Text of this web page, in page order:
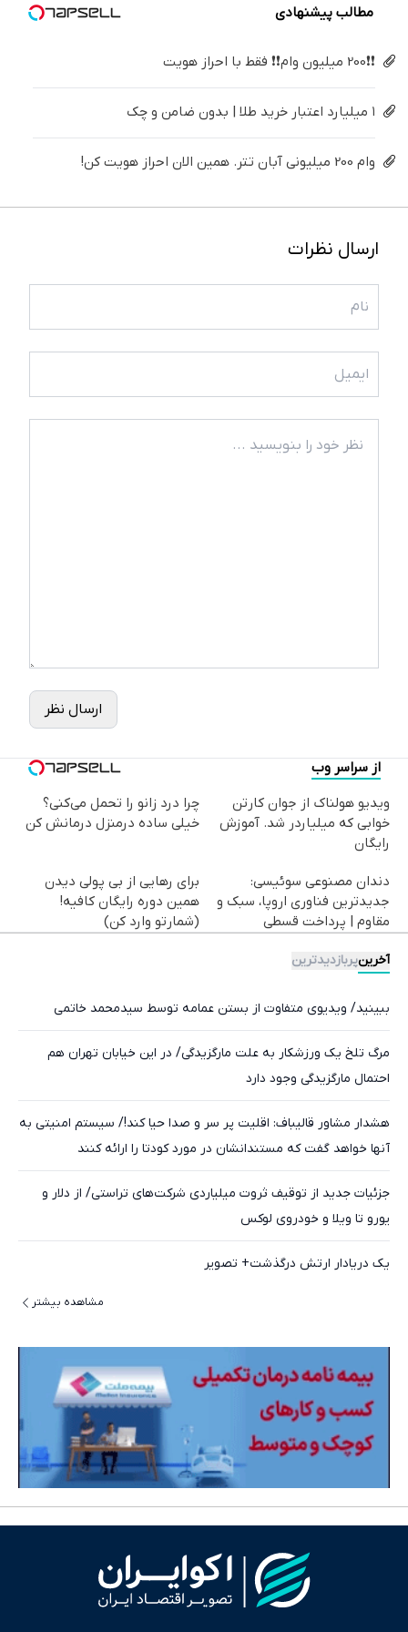
مطالب پیشنهادی
❗❗200 میلیون وام❗❗ فقط با احراز هویت
۱ میلیارد اعتبار خرید طلا | بدون ضامن و چک
وام 200 میلیونی آبان تتر. همین الان احراز هویت کن!
ارسال نظرات
ارسال نظر
از سراسر وب
ویدیو هولناک از جوان کارتن
خوابی که میلیاردر شد. آموزش
رایگان
چرا درد زانو را تحمل می‌کنی؟
خیلی ساده درمنزل درمانش کن
دندان مصنوعی سوئیسی:
جدیدترین فناوری اروپا، سبک و
مقاوم | پرداخت قسطی
برای رهایی از بی پولی دیدن
همین دوره رایگان کافیه!
(شمارتو وارد کن)
آخرینپربازدیدترین
ببینید/ ویدیوی متفاوت از بستن عمامه توسط سیدمحمد خاتمی
مرگ تلخ یک ورزشکار به علت مارگزیدگی/ در این خیابان تهران هم
احتمال مارگزیدگی وجود دارد
هشدار مشاور قالیباف: اقلیت پر سر و صدا حیا کند!/ سیستم امنیتی به
آنها خواهد گفت که مستندانشان در مورد کودتا را ارائه کنند
جزئیات جدید از توقیف ثروت میلیاردی شرکت‌های تراستی/ از دلار و
یورو تا ویلا و خودروی لوکس
یک دریادار ارتش درگذشت+ تصویر
مشاهده بیشتر